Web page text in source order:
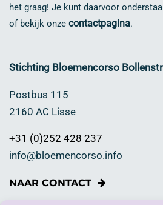
het graag! Je kunt daarvoor
of bekijk onze contactpagina.
Stichting Bloemencorso
Postbus 115
2160 AC Lisse
+31 (0)252 428 237
info@bloemencorso.info
NAAR CONTACT